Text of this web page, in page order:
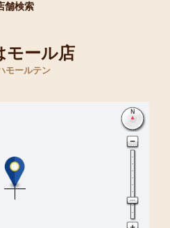
舗検索
モール店
モールテン